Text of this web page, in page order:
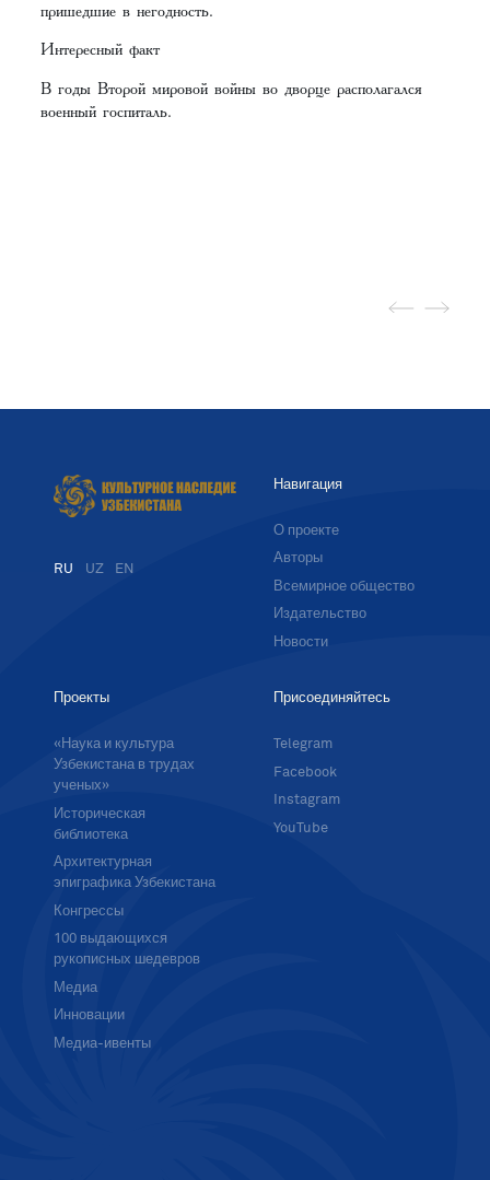
пришедшие в негодность.
Интересный факт
В годы Второй мировой войны во дворце располагался
военный госпиталь.
RU UZ EN
Навигация
О проекте
Авторы
Всемирное общество
Издательство
Новости
Проекты
«Наука и культура
Узбекистана в трудах
ученых»
Историческая
библиотека
Архитектурная
эпиграфика Узбекистана
Конгрессы
100 выдающихся
рукописных шедевров
Медиа
Инновации
Медиа-ивенты
Присоединяйтесь
Telegram
Facebook
Instagram
YouTube